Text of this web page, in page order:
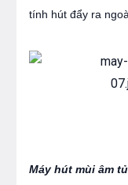
tính hút đẩy ra
Máy hút mùi âm tủ